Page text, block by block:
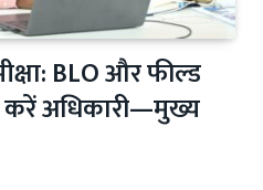
BLO और फील्ड
करें अधिकारी—मुख्य